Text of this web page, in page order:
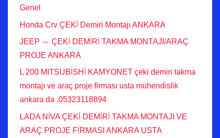
Genel
Honda Crv ÇEKİ Demiri Montajı ANKARA
JEEP ⇔ ÇEKİ DEMİRİ TAKMA MONTAJI/ARAÇ
PROJE ANKARA
L 200 MITSUBİSHİ KAMYONET çeki demiri takma
montajı ve araç proje firması usta mühendislik
ankara da .05323118894
LADA NİVA ÇEKİ DEMİRİ TAKMA MONTAJI VE
ARAÇ PROJE FİRMASI ANKARA USTA